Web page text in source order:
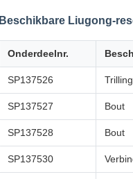
Beschikbare Liugong-
Onderdeelnr.
SP137526
SP137527 Bout
SP137528 Bout
SP137530